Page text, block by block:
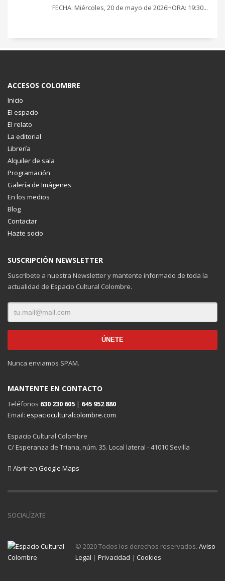
FECHA: Miércoles, 20 de mayo de 2026HORA: 19:30...
ACCESOS COLOMBRE
Inicio
El espacio
El relato
La editorial
Librería
Alquiler de sala
Programación
Galería de Imágenes
En los medios
Blog
Contactar
Hazte socio
SUSCRIPCIÓN NEWSLETTER
Suscríbete a nuestra Newsletter y mantente informado de toda la
actualidad de Espacio Cultural Colombre.
Nunca enviamos SPAM.
MANTENTE EN CONTACTO
Teléfonos 630 230 605 | 645 952 880
Email: espacioculturalcolombre.com
Espacio Cultural Colombre
C/ Esperanza de Triana, núm. 35. Local lateral - 41010 Sevilla
Abrir en Google Maps
SOCIALÍZATE
© 2020 Todos los derechos reservados. Aviso
Legal | Privacidad | Cookies